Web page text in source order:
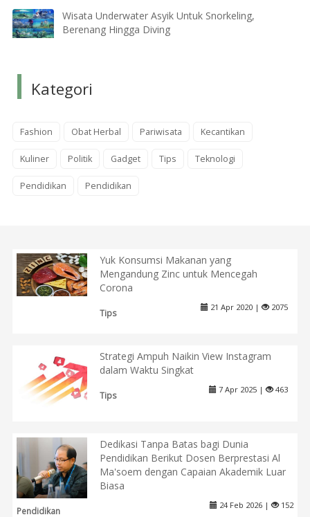
Wisata Underwater Asyik Untuk Snorkeling,
Berenang Hingga Diving
Kategori
Fashion Obat Herbal Pariwisata Kecantikan
Kuliner Politik Gadget Tips Teknologi
Pendidikan Pendidikan
Yuk Konsumsi Makanan yang
Mengandung Zinc untuk Mencegah
Corona
Tips
21 Apr 2020 | 2075
Strategi Ampuh Naikin View Instagram
dalam Waktu Singkat
Tips
7 Apr 2025 | 463
Dedikasi Tanpa Batas bagi Dunia
Pendidikan Berikut Dosen Berprestasi Al
Ma'soem dengan Capaian Akademik Luar
Biasa
Pendidikan
24 Feb 2026 | 152